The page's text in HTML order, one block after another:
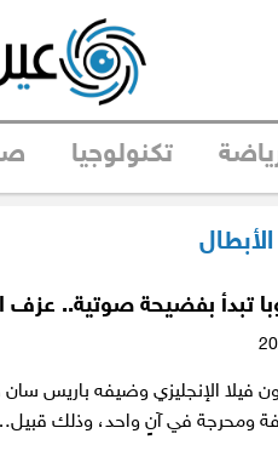
تكنولوجيا
تبدأ بفضيحة صوتية.. عزف
فيلا الإنجليزي وضيفه باريس
ومحرجة في آنٍ واحد، وذلك